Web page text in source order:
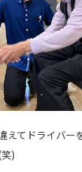
えてドライバー
)